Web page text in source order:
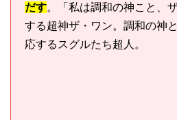
だす。「私は調和の神こと、
する超神ザ・ワン。調和の神
応するスグルたち超人。